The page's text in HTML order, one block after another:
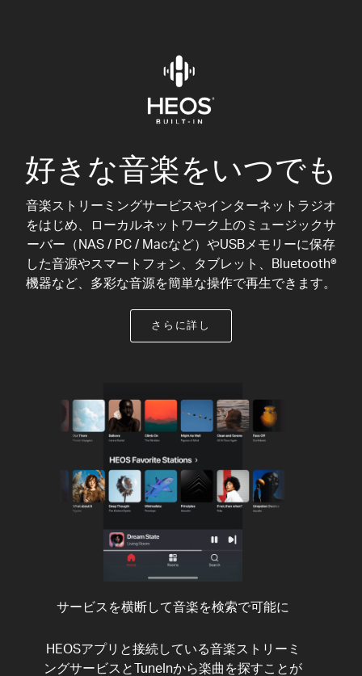
好きな音楽をいつでも
音楽ストリーミングサービスやインターネットラジオ
をはじめ、ローカルネットワーク上のミュージックサ
ーバー（NAS / PC / Macなど）やUSBメモリーに保存
した音源やスマートフォン、タブレット、Bluetooth®
機器など、多彩な音源を簡単な操作で再生できます。
さらに詳し
サービスを横断して音楽を検索で可能に
HEOSアプリと接続している音楽ストリーミ
ングサービスとTuneInから楽曲を探すことが